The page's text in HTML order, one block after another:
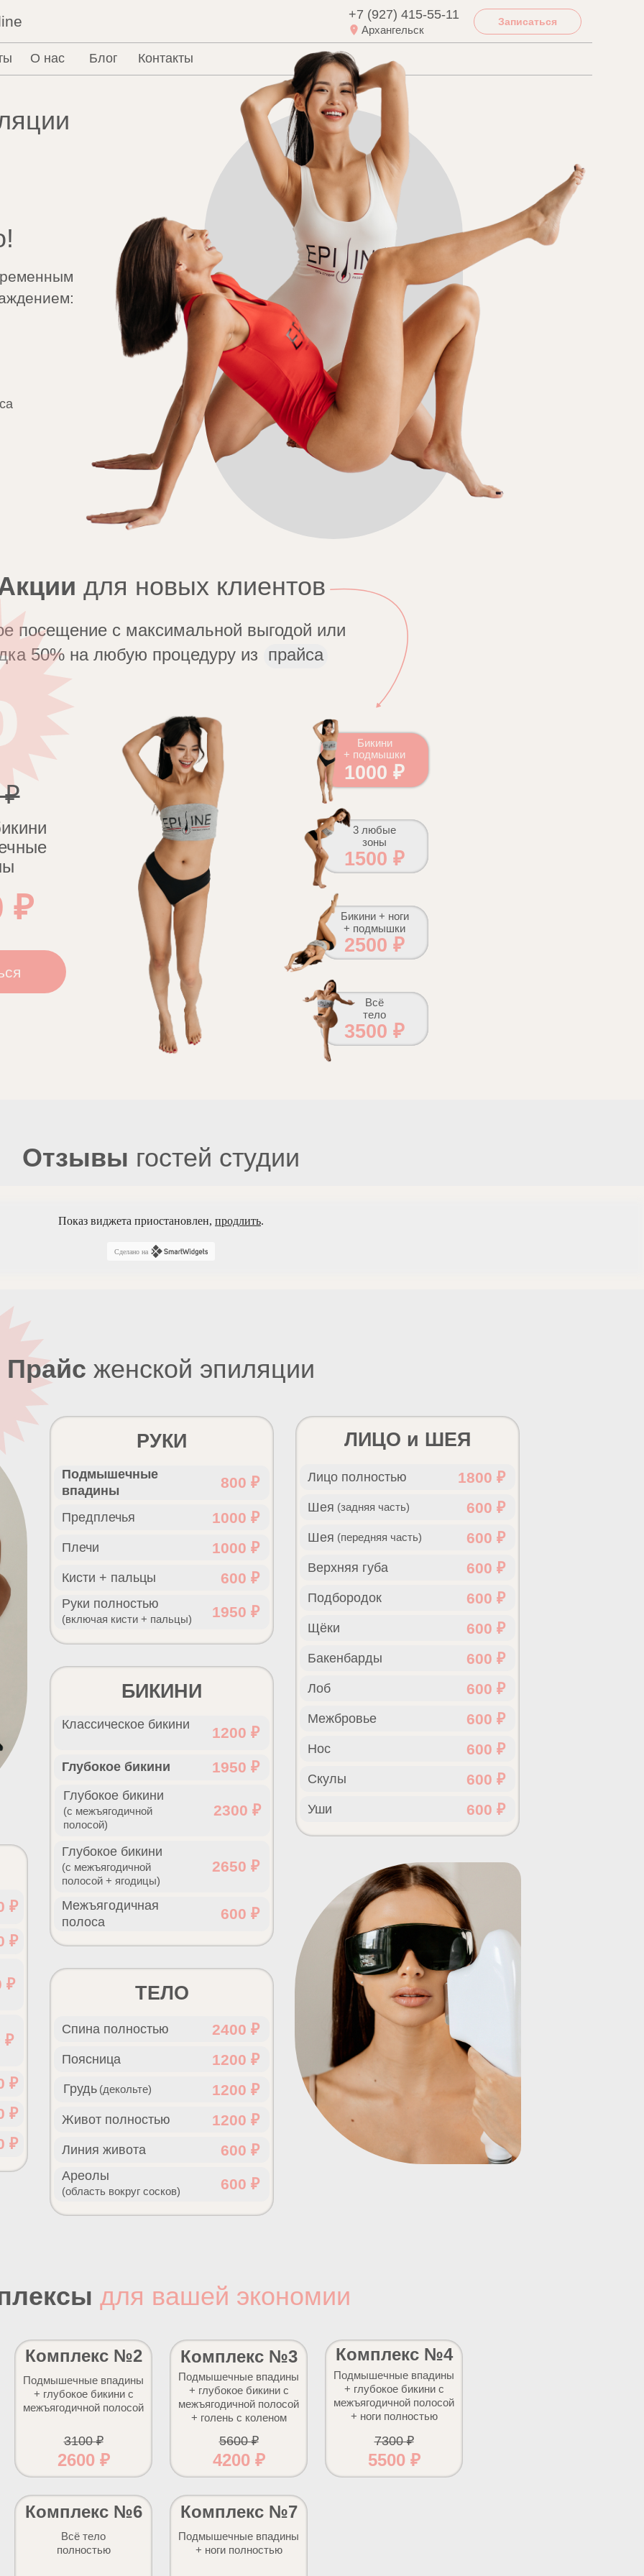
Контакты
Блог
О нас
Записаться
+7 (927) 415-55-11
Архангельск
для новых клиентов
посещение с максимальной выгодой или
50% на любую процедуру из прайса
₽
3500 ₽
Всё
тело
2500 ₽
Бикини + ноги
+ подмышки
1500 ₽
3 любые
зоны
1000 ₽
Бикини
+ подмышки
Отзывы гостей студии
Показ виджета приостановлен, продлить.
Сделано на
600 ₽
(передняя часть)
Шея
600 ₽
(задняя часть)
Шея
600 ₽
Верхняя губа
600 ₽
Подбородок
600 ₽
Щёки
600 ₽
Бакенбарды
600 ₽
Лоб
600 ₽
Межбровье
600 ₽
Нос
Скулы
600 ₽
600 ₽
Уши
1800 ₽
Лицо полностью
ЛИЦО и ШЕЯ
1000 ₽
Предплечья
1000 ₽
Плечи
600 ₽
Кисти + пальцы
1950 ₽
(включая кисти + пальцы)
Руки полностью
800 ₽
Подмышечные
впадины
РУКИ
1200 ₽
(декольте)
Грудь
1200 ₽
Поясница
1200 ₽
Живот полностью
600 ₽
Линия живота
600 ₽
(область вокруг сосков)
Ареолы
2400 ₽
Спина полностью
ТЕЛО
600 ₽
Межъягодичная
полоса
2650 ₽
(с межъягодичной
полосой + ягодицы)
Глубокое бикини
2300 ₽
(с межъягодичной
полосой)
Глубокое бикини
1950 ₽
Глубокое бикини
1200 ₽
Классическое бикини
БИКИНИ
Прайс женской эпиляции
₽
₽
₽
₽
₽
₽
₽
Подмышечные впадины
+ ноги полностью
Комплекс №7
Всё тело
полностью
Комплекс №6
5500 ₽
7300 ₽
Подмышечные впадины
+ глубокое бикини с
межъягодичной полосой
+ ноги полностью
Комплекс №4
4200 ₽
5600 ₽
Подмышечные впадины
+ глубокое бикини с
межъягодичной полосой
+ голень с коленом
Комплекс №3
для вашей экономии
2600 ₽
3100 ₽
Подмышечные впадины
+ глубокое бикини с
межъягодичной полосой
Комплекс №2